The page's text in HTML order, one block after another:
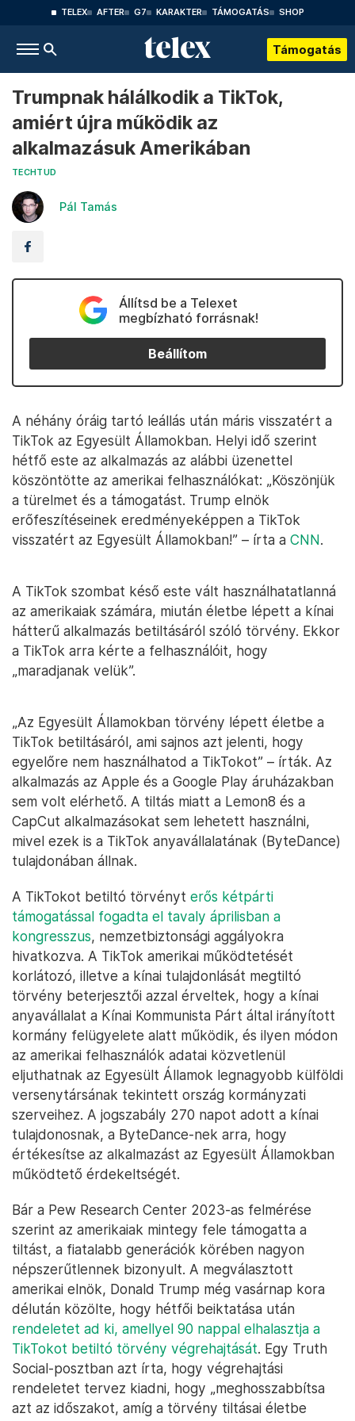
TELEX AFTER G7 KARAKTER TÁMOGATÁS SHOP
Támogatás
Trumpnak hálálkodik a TikTok,
amiért újra működik az
alkalmazásuk Amerikában
TECHTUD
Pál Tamás
Állítsd be a Telexet
megbízható forrásnak!
Beállítom
A néhány óráig tartó leállás után máris visszatért a
TikTok az Egyesült Államokban. Helyi idő szerint
hétfő este az alkalmazás az alábbi üzenettel
köszöntötte az amerikai felhasználókat: „Köszönjük
a türelmet és a támogatást. Trump elnök
erőfeszítéseinek eredményeképpen a TikTok
visszatért az Egyesült Államokban!” – írta a CNN.
A TikTok szombat késő este vált használhatatlanná
az amerikaiak számára, miután életbe lépett a kínai
hátterű alkalmazás betiltásáról szóló törvény. Ekkor
a TikTok arra kérte a felhasználóit, hogy
„maradjanak velük”.
„Az Egyesült Államokban törvény lépett életbe a
TikTok betiltásáról, ami sajnos azt jelenti, hogy
egyelőre nem használhatod a TikTokot” – írták. Az
alkalmazás az Apple és a Google Play áruházakban
sem volt elérhető. A tiltás miatt a Lemon8 és a
CapCut alkalmazásokat sem lehetett használni,
mivel ezek is a TikTok anyavállalatának (ByteDance)
tulajdonában állnak.
A TikTokot betiltó törvényt erős kétpárti
támogatással fogadta el tavaly áprilisban a
kongresszus, nemzetbiztonsági aggályokra
hivatkozva. A TikTok amerikai működtetését
korlátozó, illetve a kínai tulajdonlását megtiltó
törvény beterjesztői azzal érveltek, hogy a kínai
anyavállalat a Kínai Kommunista Párt által irányított
kormány felügyelete alatt működik, és ilyen módon
az amerikai felhasználók adatai közvetlenül
eljuthatnak az Egyesült Államok legnagyobb külföldi
versenytársának tekintett ország kormányzati
szerveihez. A jogszabály 270 napot adott a kínai
tulajdonosnak, a ByteDance-nek arra, hogy
értékesítse az alkalmazást az Egyesült Államokban
működtető érdekeltségét.
Bár a Pew Research Center 2023-as felmérése
szerint az amerikaiak mintegy fele támogatta a
tiltást, a fiatalabb generációk körében nagyon
népszerűtlennek bizonyult. A megválasztott
amerikai elnök, Donald Trump még vasárnap kora
délután közölte, hogy hétfői beiktatása után
rendeletet ad ki, amellyel 90 nappal elhalasztja a
TikTokot betiltó törvény végrehajtását. Egy Truth
Social-posztban azt írta, hogy végrehajtási
rendeletet tervez kiadni, hogy „meghosszabbítsa
azt az időszakot, amíg a törvény tiltásai életbe